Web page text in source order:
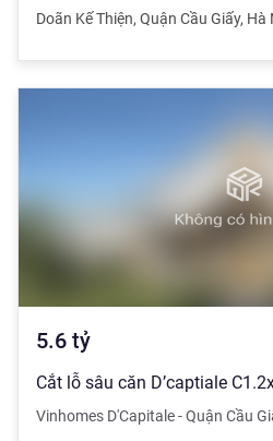
Doãn Kế Thiện, Quận Cầu Giấy, Hà
5.6 tỷ
Vinhomes D'Capitale - Quận Cầu